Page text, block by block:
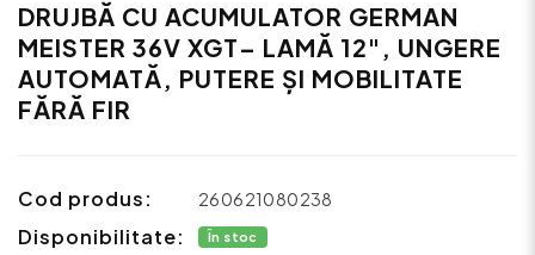
DRUJBĂ CU ACUMULATOR GERMAN
MEISTER 36V XGT– LAMĂ 12", UNGERE
AUTOMATĂ, PUTERE ȘI MOBILITATE
FĂRĂ FIR
Cod produs: 260621080238
Disponibilitate: În stoc